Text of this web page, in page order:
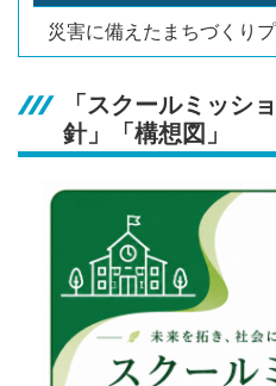
災害に備えたまちづくり
「スクールミッシ
針」「構想図」